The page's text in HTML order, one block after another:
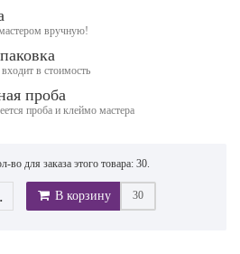
вручную!
в стоимость
проба
проба и клеймо мастера
во для заказа этого товара: 30.
В корзину